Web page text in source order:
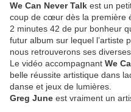
We Can Never Talk est un
coup de cœur dès la première
2 minutes 42 de pur bonheur
futur album sur lequel l’artiste
nous retrouverons ses
Le vidéo accompagnant We
belle réussite artistique dans
danse et jeux de lumières.
Greg June est vraiment un